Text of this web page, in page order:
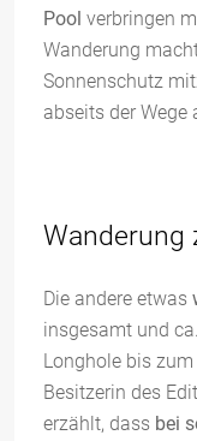
Pool verbringen
Wanderung
Sonnenschutz
abseits der Wege
Wanderung
Die andere etwas
insgesamt und ca.
Longhole bis
Besitzerin des
erzählt, dass bei